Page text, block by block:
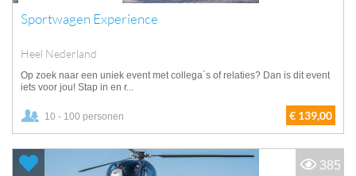
Sportwagen Experience
Heel Nederland
Op zoek naar een uniek event met collega`s of relaties? Dan is dit event
iets voor jou! Stap in en r...
10 - 100 personen € 139,00
385